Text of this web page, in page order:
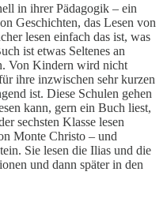
in ihrer Pädagogik – ein
Geschichten, das Lesen von
lesen einfach das ist, was
ist etwas Seltenes an
Von Kindern wird nicht
ihre inzwischen sehr kurzen
ist. Diese Schulen gehen
kann, gern ein Buch liest,
sechsten Klasse lesen
Monte Christo – und
Sie lesen die Ilias und die
und dann später in den